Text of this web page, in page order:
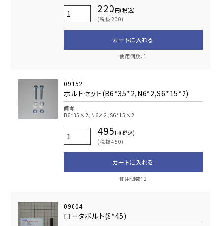
220円(税込)
(税抜 200)
カートに入れる
使用個数：1
09152
ボルトセット(B6*35*2,N6*2,S6*15*2)
備考
B6*35×2、N6×2、S6*15×2
495円(税込)
(税抜 450)
カートに入れる
使用個数：2
09004
ロータボルト(8*45)